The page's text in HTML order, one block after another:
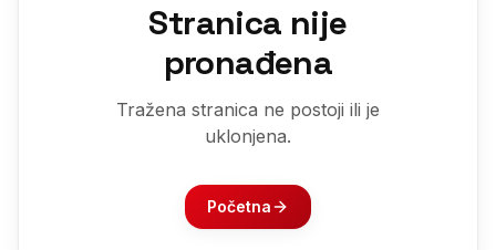
Stranica nije
pronađena
Tražena stranica ne postoji ili je
uklonjena.
Početna